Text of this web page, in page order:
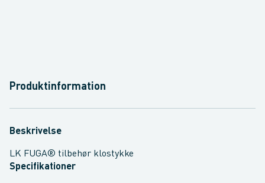
Produktinformation
Beskrivelse
LK FUGA® tilbehør klostykke
Specifikationer